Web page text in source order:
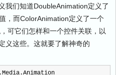
我们知道DoubleAnimation定义了
，而ColorAnimation定义了一个
可它们怎样和一个控件关联，以
义这些。这就要了解神奇的